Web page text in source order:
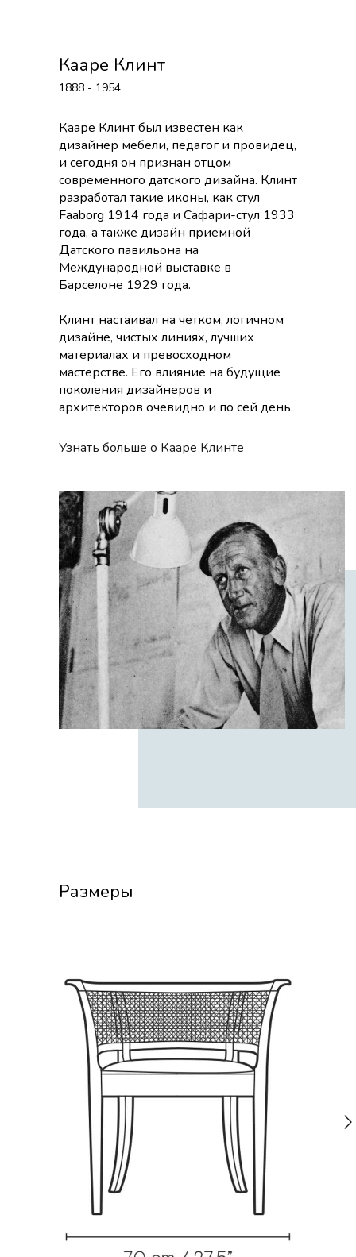
Кааре Клинт
Кааре Клинт был известен как
дизайнер мебели, педагог и провидец,
и сегодня он признан отцом
современного датского дизайна. Клинт
разработал такие иконы, как стул
Faaborg 1914 года и Сафари-стул 1933
года, а также дизайн приемной
Датского павильона на
Международной выставке в
Барселоне 1929 года.
Клинт настаивал на четком, логичном
дизайне, чистых линиях, лучших
материалах и превосходном
мастерстве. Его влияние на будущие
поколения дизайнеров и
архитекторов очевидно и по сей день.
Узнать больше о Кааре Клинте
1888 - 1954
Размеры